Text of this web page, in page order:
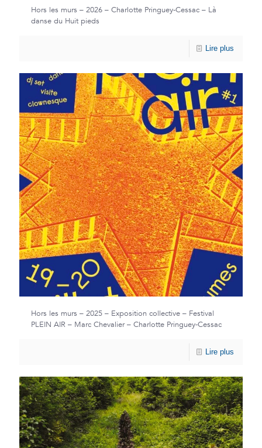
Hors les murs – 2026 – Charlotte Pringuey-Cessac – Là
danse du Huit pieds
Lire plus
Hors les murs – 2025 – Exposition collective – Festival
PLEIN AIR – Marc Chevalier – Charlotte Pringuey-Cessac
Lire plus